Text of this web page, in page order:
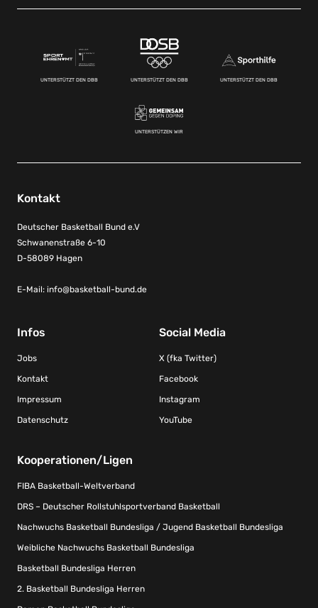
UNTERSTÜTZT DEN DBB UNTERSTÜTZT DEN DBB UNTERSTÜTZT DEN DBB
UNTERSTÜTZEN WIR
Kontakt
Deutscher Basketball Bund e.V
Schwanenstraße 6-10
D-58089 Hagen
E-Mail: info@basketball-bund.de
Infos
Jobs
Kontakt
Impressum
Datenschutz
Social Media
X (fka Twitter)
Facebook
Instagram
YouTube
Kooperationen/Ligen
FIBA Basketball-Weltverband
DRS – Deutscher Rollstuhlsportverband Basketball
Nachwuchs Basketball Bundesliga / Jugend Basketball Bundesliga
Weibliche Nachwuchs Basketball Bundesliga
Basketball Bundesliga Herren
2. Basketball Bundesliga Herren